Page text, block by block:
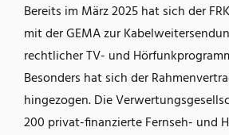
Bereits im März 2025 hat sich der
mit der GEMA zur
rechtlicher TV- und
Besonders hat sich der
hingezogen. Die
200 privat-finanzierte Fernseh- und